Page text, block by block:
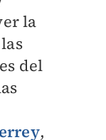
la
del
,